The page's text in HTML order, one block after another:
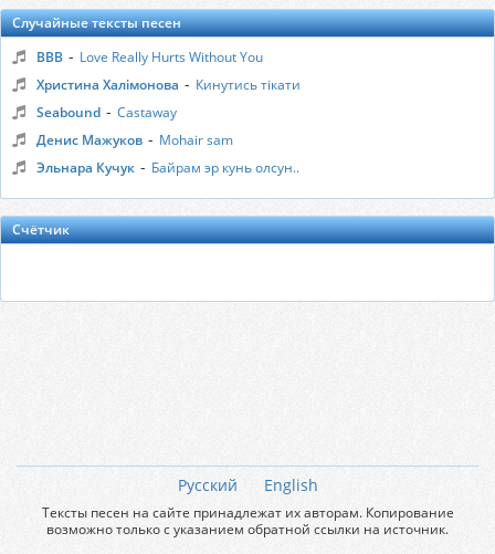
Случайные тексты песен
BBB - Love Really Hurts Without You
Христина Халімонова - Кинутись тікати
Seabound - Castaway
Денис Мажуков - Mohair sam
Эльнара Кучук - Байрам эр кунь олсун..
Счётчик
Русский English
Тексты песен на сайте принадлежат их авторам. Копирование
возможно только с указанием обратной ссылки на источник.